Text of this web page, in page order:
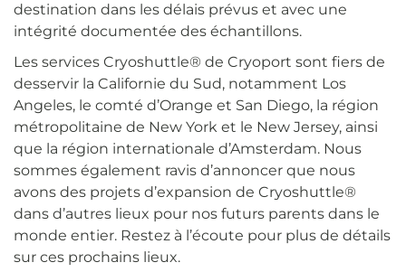
destination dans les délais prévus et avec une
intégrité documentée des échantillons.
Les services Cryoshuttle® de Cryoport sont fiers de
desservir la Californie du Sud, notamment Los
Angeles, le comté d’Orange et San Diego, la région
métropolitaine de New York et le New Jersey, ainsi
que la région internationale d’Amsterdam. Nous
sommes également ravis d’annoncer que nous
avons des projets d’expansion de Cryoshuttle®
dans d’autres lieux pour nos futurs parents dans le
monde entier. Restez à l’écoute pour plus de détails
sur ces prochains lieux.